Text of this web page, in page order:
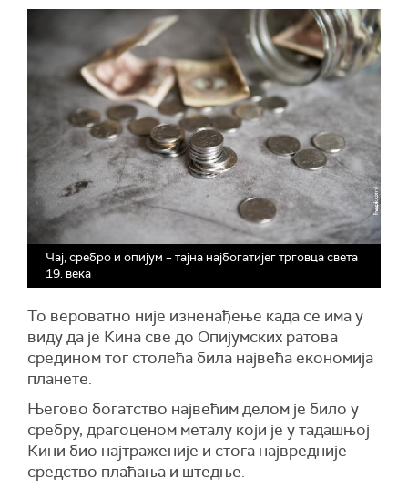
Чај, сребро и опијум – тајна најбогатијег трговца света
19. века
То вероватно није изненађење када се има у
виду да је Кина све до Опијумских ратова
средином тог столећа била највећа економија
планете.
Његово богатство највећим делом је било у
сребру, драгоценом металу који је у тадашњој
Кини био најтраженије и стога највредније
средство плаћања и штедње.